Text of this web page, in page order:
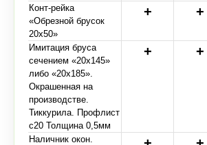
Конт-рейка
«Обрезной брусок
20х50»
Имитация бруса
сечением «20х145»
либо «20х185».
Окрашенная на
производстве.
Тиккурила. Профлист
с20 Толщина 0,5мм
Наличник окон.